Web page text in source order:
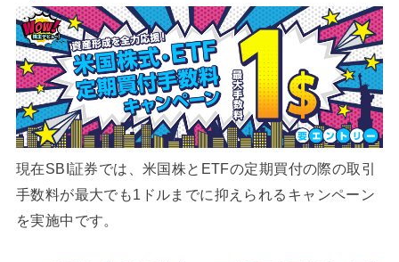
現在SBI証券では、米国株とETFの定期買付の際の取引
手数料が最大でも1ドルまでに抑えられるキャンペーン
を実施中です。